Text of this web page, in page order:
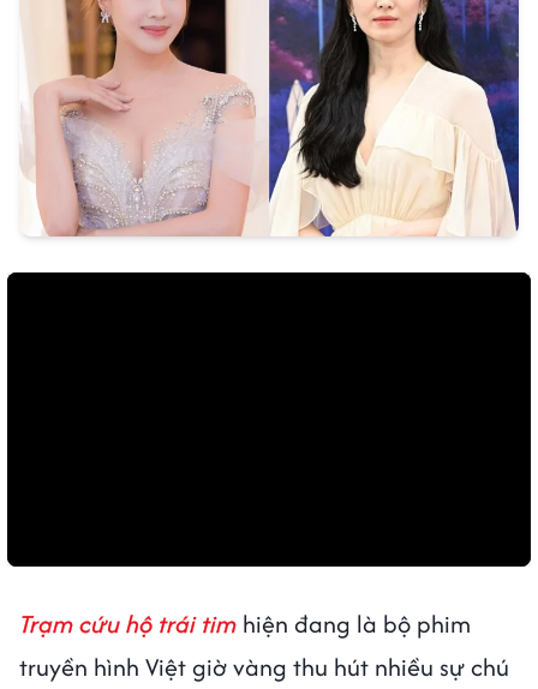
Trạm cứu hộ trái tim hiện đang là bộ phim
truyền hình Việt giờ vàng thu hút nhiều sự chú